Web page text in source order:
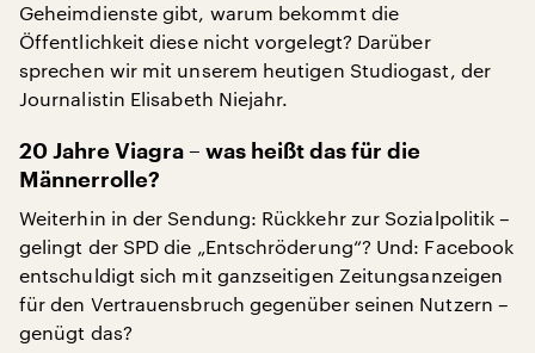
Geheimdienste gibt, warum bekommt die
Öffentlichkeit diese nicht vorgelegt? Darüber
sprechen wir mit unserem heutigen Studiogast, der
Journalistin Elisabeth Niejahr.
20 Jahre Viagra – was heißt das für die
Männerrolle?
Weiterhin in der Sendung: Rückkehr zur Sozialpolitik –
gelingt der SPD die „Entschröderung“? Und: Facebook
entschuldigt sich mit ganzseitigen Zeitungsanzeigen
für den Vertrauensbruch gegenüber seinen Nutzern –
genügt das?